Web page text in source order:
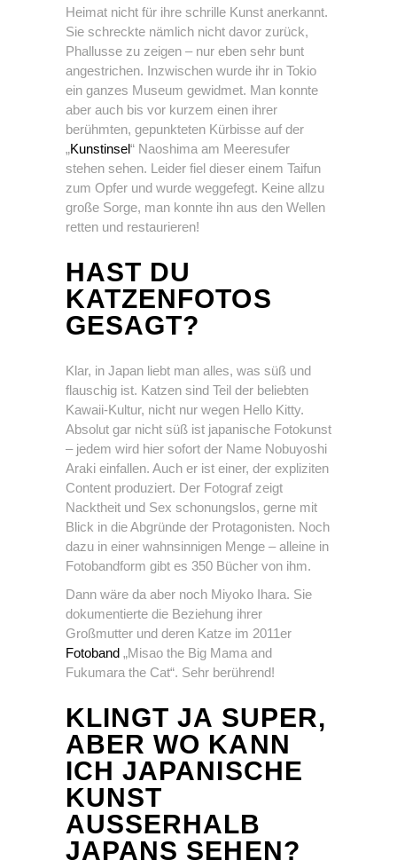
Heimat nicht für ihre schrille Kunst anerkannt.
Sie schreckte nämlich nicht davor zurück,
Phallusse zu zeigen – nur eben sehr bunt
angestrichen. Inzwischen wurde ihr in Tokio
ein ganzes Museum gewidmet. Man konnte
aber auch bis vor kurzem einen ihrer
berühmten, gepunkteten Kürbisse auf der
„Kunstinsel“ Naoshima am Meeresufer
stehen sehen. Leider fiel dieser einem Taifun
zum Opfer und wurde weggefegt. Keine allzu
große Sorge, man konnte ihn aus den Wellen
retten und restaurieren!
HAST DU
KATZENFOTOS
GESAGT?
Klar, in Japan liebt man alles, was süß und
flauschig ist. Katzen sind Teil der beliebten
Kawaii-Kultur, nicht nur wegen Hello Kitty.
Absolut gar nicht süß ist japanische Fotokunst
– jedem wird hier sofort der Name Nobuyoshi
Araki einfallen. Auch er ist einer, der expliziten
Content produziert. Der Fotograf zeigt
Nacktheit und Sex schonungslos, gerne mit
Blick in die Abgründe der Protagonisten. Noch
dazu in einer wahnsinnigen Menge – alleine in
Fotobandform gibt es 350 Bücher von ihm.
Dann wäre da aber noch Miyoko Ihara. Sie
dokumentierte die Beziehung ihrer
Großmutter und deren Katze im 2011er
Fotoband „Misao the Big Mama and
Fukumara the Cat“. Sehr berührend!
KLINGT JA SUPER,
ABER WO KANN
ICH JAPANISCHE
KUNST
AUSSERHALB J
APANS SEHEN?